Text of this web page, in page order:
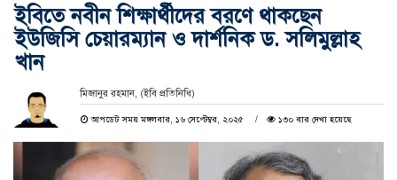
ইবিতে নবীন শিক্ষার্থীদের বরণে থাকছেন
ইউজিসি চেয়ারম্যান ও দার্শনিক ড. সলিমুল্লাহ
খান
মিজানুর রহমান, (ইবি প্রতিনিধি)
আপডেট সময় মঙ্গলবার, ১৬ সেপ্টেম্বর, ২০২৫ ১৩০ বার দেখা হয়েছে